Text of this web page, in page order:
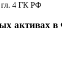
гл. 4 ГК РФ
активах в